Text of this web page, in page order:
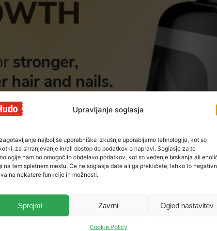
Upravljanje soglasja
najboljše uporabniške izkušnje uporabljamo tehnologije, kot so
za shranjevanje in/ali dostop do podatkov o napravi. Soglasje za te
nam bo omogočilo obdelavo podatkov, kot so vedenje brskanja ali
na tem spletnem mestu. Če ne soglasja date ali ga prekličete, lahko to
na nekatere funkcije in možnosti.
Sprejmi Zavrni Ogled nastavitev
Cookie Policy